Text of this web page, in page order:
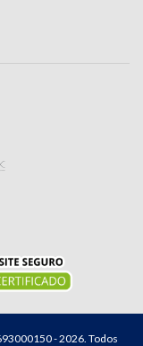
- 2026. Todos